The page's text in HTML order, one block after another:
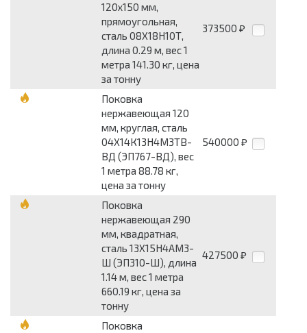
120x150 мм,
прямоугольная,
сталь 08Х18Н10Т,
длина 0.29 м, вес 1
метра 141.30 кг, цена
за тонну
373500 ₽
Поковка
нержавеющая 120
мм, круглая, сталь
04Х14К13Н4М3ТВ-
ВД (ЭП767-ВД), вес
1 метра 88.78 кг,
цена за тонну
540000 ₽
Поковка
нержавеющая 290
мм, квадратная,
сталь 13Х15Н4АМ3-
Ш (ЭП310-Ш), длина
1.14 м, вес 1 метра
660.19 кг, цена за
тонну
427500 ₽
Поковка